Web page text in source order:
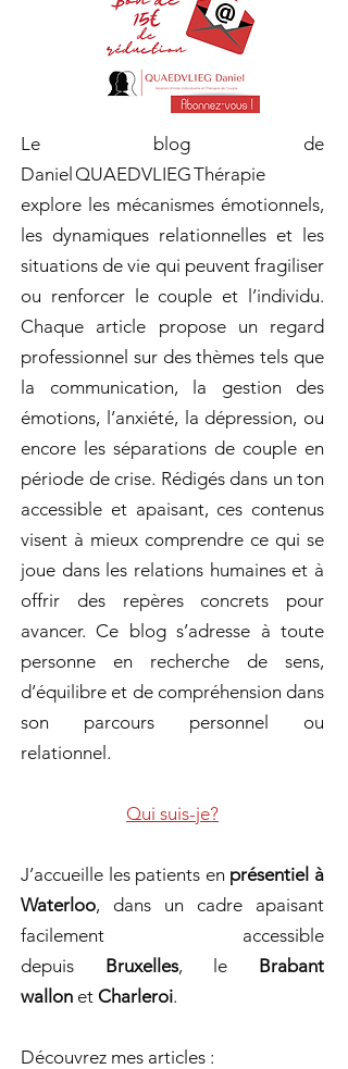
Le blog de
Daniel QUAEDVLIEG Thérapie
explore les mécanismes émotionnels,
les dynamiques relationnelles et les
situations de vie qui peuvent fragiliser
ou renforcer le couple et l’individu.
Chaque article propose un regard
professionnel sur des thèmes tels que
la communication, la gestion des
émotions, l’anxiété, la dépression, ou
encore les séparations de couple en
période de crise. Rédigés dans un ton
accessible et apaisant, ces contenus
visent à mieux comprendre ce qui se
joue dans les relations humaines et à
offrir des repères concrets pour
avancer. Ce blog s’adresse à toute
personne en recherche de sens,
d’équilibre et de compréhension dans
son parcours personnel ou
relationnel.
Qui suis-je?
J’accueille les patients en présentiel à
Waterloo, dans un cadre apaisant
facilement accessible
depuis Bruxelles, le Brabant
wallon et Charleroi.
Découvrez mes articles :